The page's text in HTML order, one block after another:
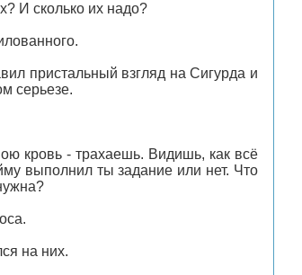
И сколько их надо?
пристальный взгляд на Сигурда и
серьезе.
кровь - трахаешь. Видишь, как всё
выполнил ты задание или нет. Что
на них.